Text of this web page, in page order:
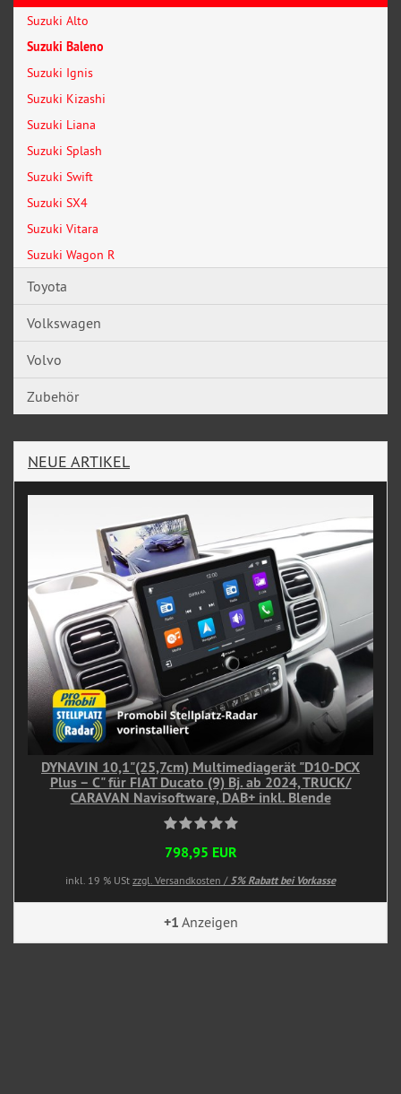
Suzuki Alto
Suzuki Baleno
Suzuki Ignis
Suzuki Kizashi
Suzuki Liana
Suzuki Splash
Suzuki Swift
Suzuki SX4
Suzuki Vitara
Suzuki Wagon R
Toyota
Volkswagen
Volvo
Zubehör
NEUE ARTIKEL
DYNAVIN 10,1"(25,7cm) Multimediagerät "D10-DCX
Plus – C" für FIAT Ducato (9) Bj. ab 2024, TRUCK/
CARAVAN Navisoftware, DAB+ inkl. Blende
798,95 EUR
inkl. 19 % USt zzgl. Versandkosten / 5% Rabatt bei Vorkasse
+1 Anzeigen